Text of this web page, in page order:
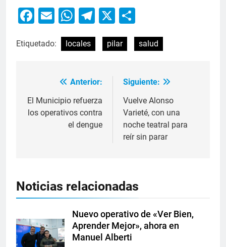
Facebook
EmailWhatsApp
Telegram
X
Etiquetado: locales pilar salud
Anterior:
El Municipio refuerza
los operativos contra
el dengue
Siguiente:
Vuelve Alonso
Varieté, con una
noche teatral para
reír sin parar
Noticias relacionadas
Nuevo operativo de «Ver Bien,
Aprender Mejor», ahora en
Manuel Alberti